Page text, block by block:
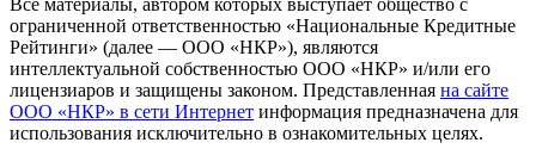
Все материалы, автором которых выступает общество с
ограниченной ответственностью «Национальные Кредитные
Рейтинги» (далее — ООО «НКР»), являются
интеллектуальной собственностью ООО «НКР» и/или его
лицензиаров и защищены законом. Представленная на сайте
ООО «НКР» в сети Интернет информация предназначена для
использования исключительно в ознакомительных целях.